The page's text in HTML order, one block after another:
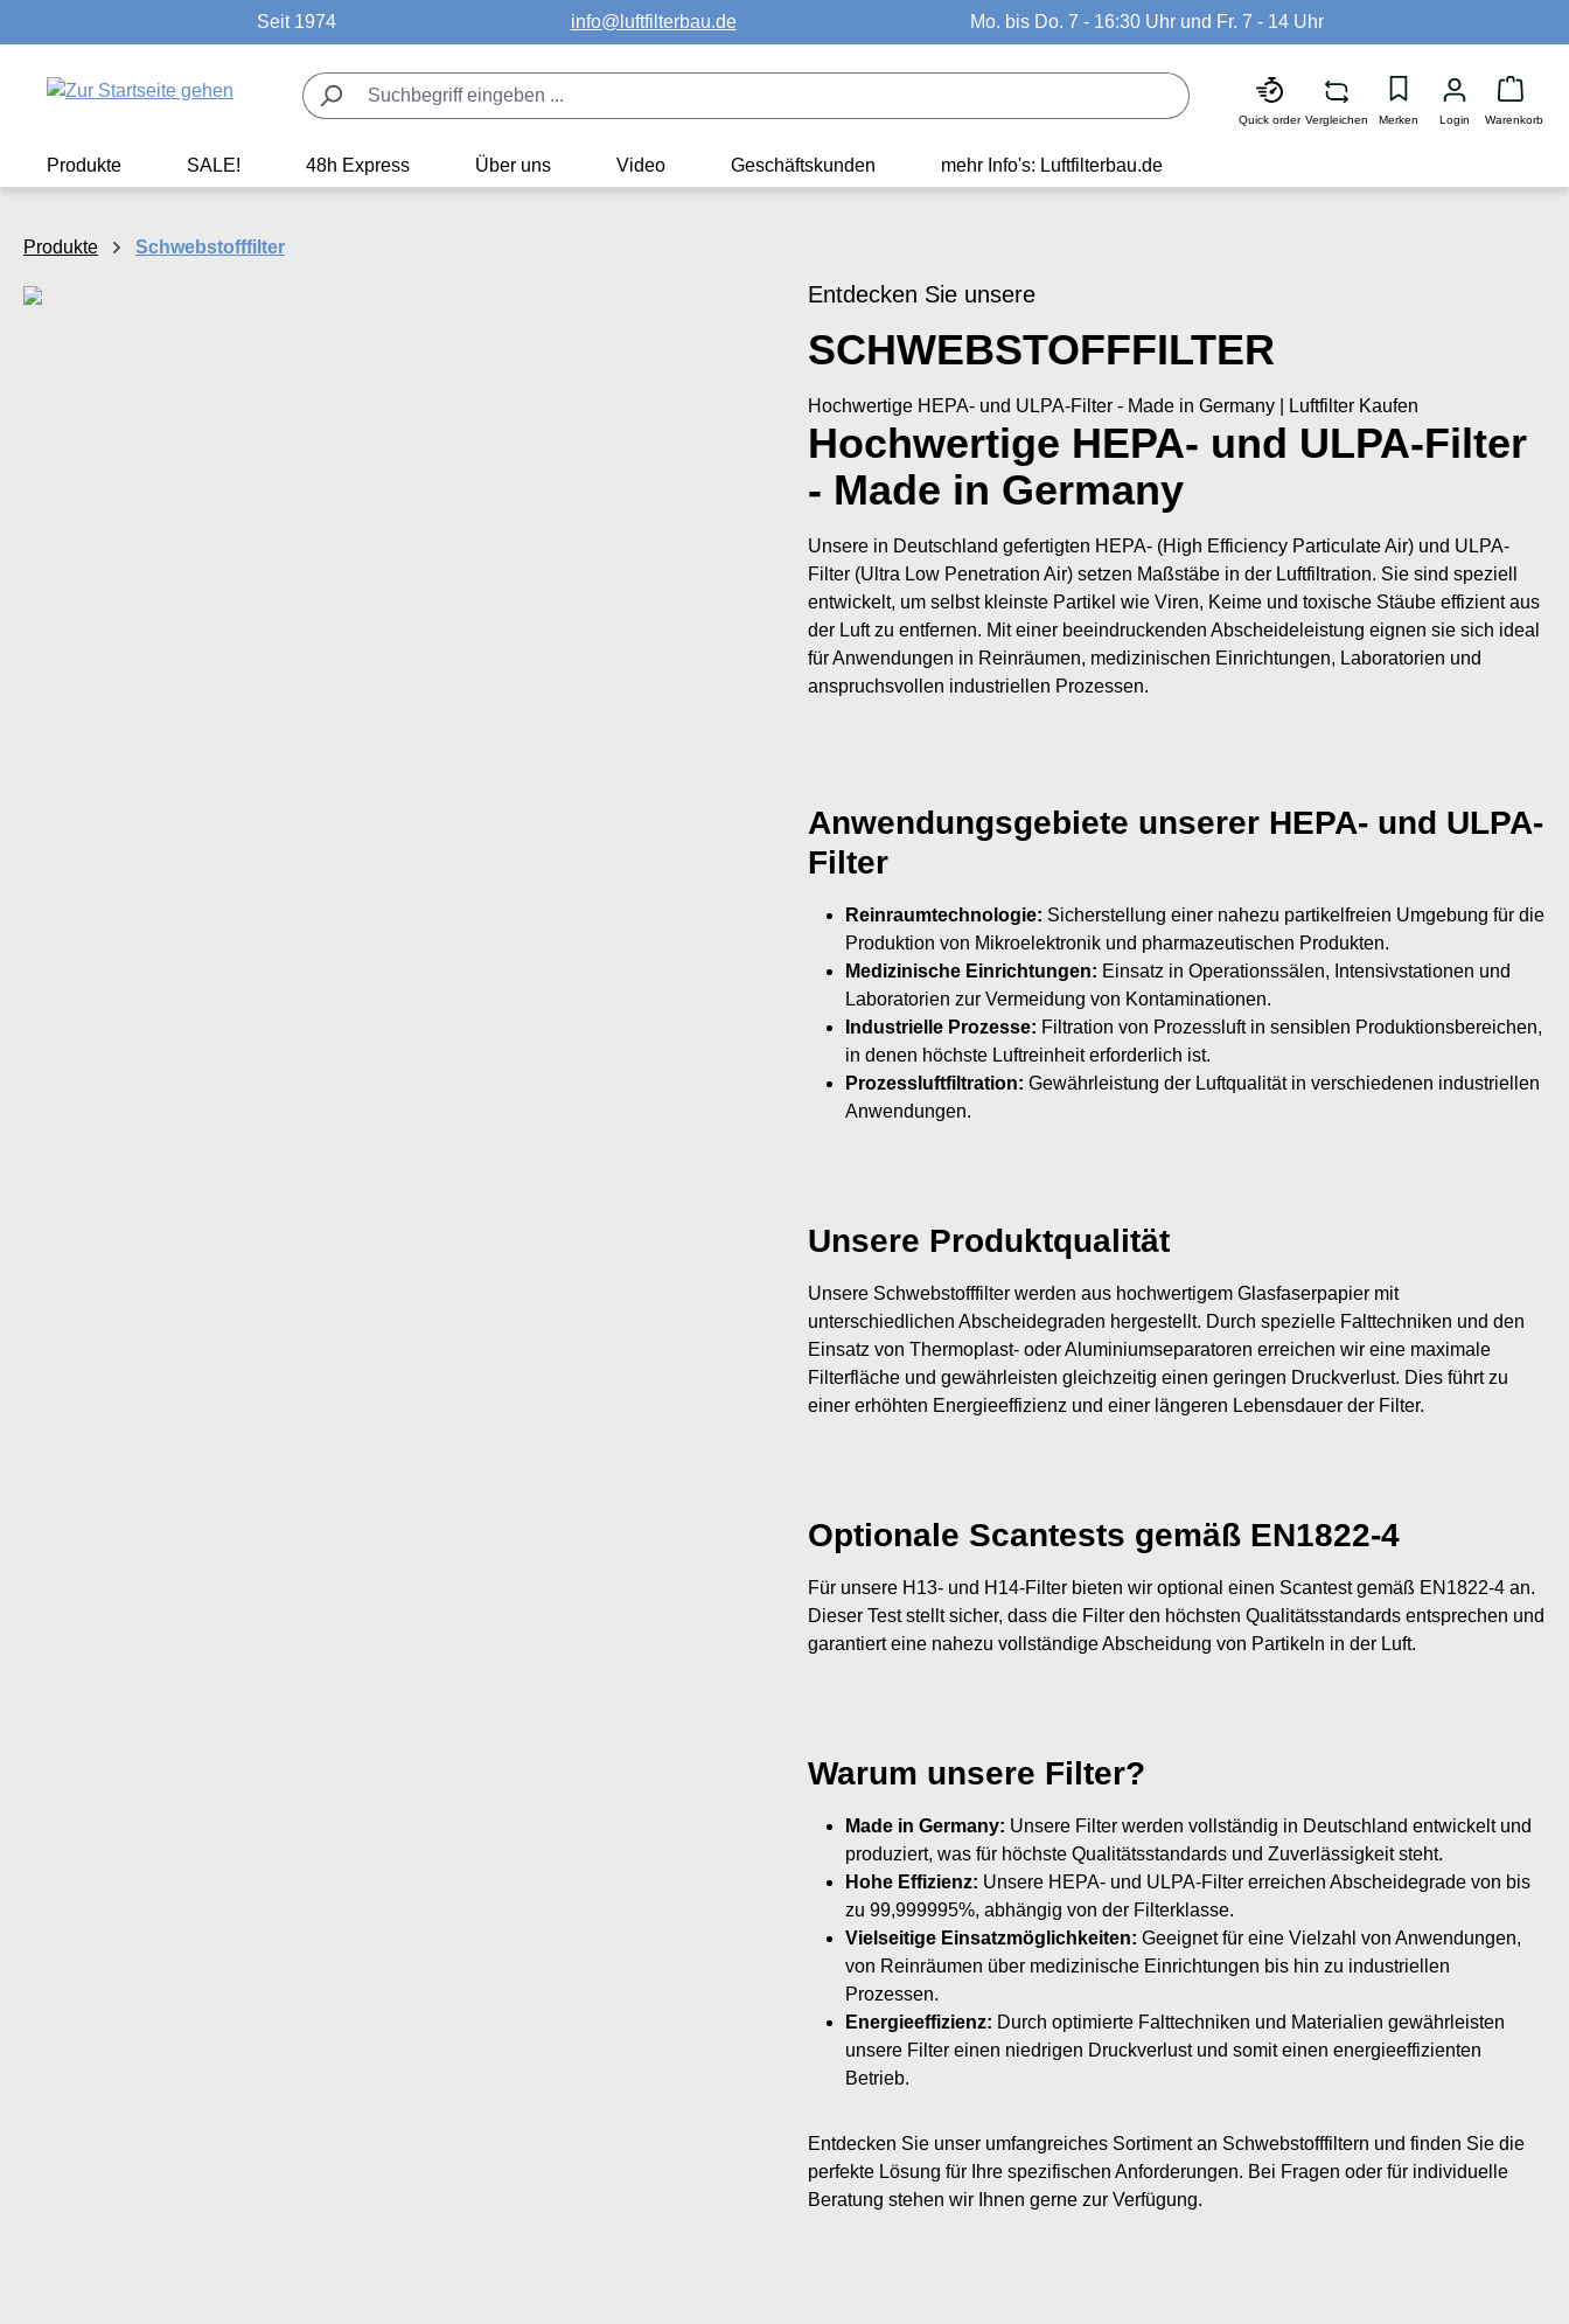
Zur Hauptnavigation springenSeit 1974 info@luftfilterbau.de Mo. bis Do. 7 - 16:30 Uhr und Fr. 7 - 14 Uhr
Quick order Vergleichen Merken Login Warenkorb
Produkte SALE! 48h Express Über uns Video Geschäftskunden mehr Info's: Luftfilterbau.de
Produkte Schwebstofffilter
Entdecken Sie unsere
SCHWEBSTOFFFILTER
Hochwertige HEPA- und ULPA-Filter - Made in Germany | Luftfilter Kaufen
Hochwertige HEPA- und ULPA-Filter
- Made in Germany
Unsere in Deutschland gefertigten HEPA- (High Efficiency Particulate Air) und ULPA-
Filter (Ultra Low Penetration Air) setzen Maßstäbe in der Luftfiltration. Sie sind speziell
entwickelt, um selbst kleinste Partikel wie Viren, Keime und toxische Stäube effizient aus
der Luft zu entfernen. Mit einer beeindruckenden Abscheideleistung eignen sie sich ideal
für Anwendungen in Reinräumen, medizinischen Einrichtungen, Laboratorien und
anspruchsvollen industriellen Prozessen.
Anwendungsgebiete unserer HEPA- und ULPA-
Filter
Reinraumtechnologie: Sicherstellung einer nahezu partikelfreien Umgebung für die
Produktion von Mikroelektronik und pharmazeutischen Produkten.
Medizinische Einrichtungen: Einsatz in Operationssälen, Intensivstationen und
Laboratorien zur Vermeidung von Kontaminationen.
Industrielle Prozesse: Filtration von Prozessluft in sensiblen Produktionsbereichen,
in denen höchste Luftreinheit erforderlich ist.
Prozessluftfiltration: Gewährleistung der Luftqualität in verschiedenen industriellen
Anwendungen.
Unsere Produktqualität
Unsere Schwebstofffilter werden aus hochwertigem Glasfaserpapier mit
unterschiedlichen Abscheidegraden hergestellt. Durch spezielle Falttechniken und den
Einsatz von Thermoplast- oder Aluminiumseparatoren erreichen wir eine maximale
Filterfläche und gewährleisten gleichzeitig einen geringen Druckverlust. Dies führt zu
einer erhöhten Energieeffizienz und einer längeren Lebensdauer der Filter.
Optionale Scantests gemäß EN1822-4
Für unsere H13- und H14-Filter bieten wir optional einen Scantest gemäß EN1822-4 an.
Dieser Test stellt sicher, dass die Filter den höchsten Qualitätsstandards entsprechen und
garantiert eine nahezu vollständige Abscheidung von Partikeln in der Luft.
Warum unsere Filter?
Made in Germany: Unsere Filter werden vollständig in Deutschland entwickelt und
produziert, was für höchste Qualitätsstandards und Zuverlässigkeit steht.
Hohe Effizienz: Unsere HEPA- und ULPA-Filter erreichen Abscheidegrade von bis
zu 99,999995%, abhängig von der Filterklasse.
Vielseitige Einsatzmöglichkeiten: Geeignet für eine Vielzahl von Anwendungen,
von Reinräumen über medizinische Einrichtungen bis hin zu industriellen
Prozessen.
Energieeffizienz: Durch optimierte Falttechniken und Materialien gewährleisten
unsere Filter einen niedrigen Druckverlust und somit einen energieeffizienten
Betrieb.
Entdecken Sie unser umfangreiches Sortiment an Schwebstofffiltern und finden Sie die
perfekte Lösung für Ihre spezifischen Anforderungen. Bei Fragen oder für individuelle
Beratung stehen wir Ihnen gerne zur Verfügung.